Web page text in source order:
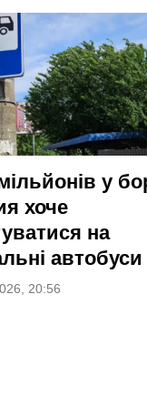
у
хоче
на
автобуси
20:56